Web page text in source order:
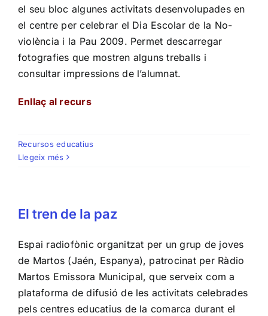
el seu bloc algunes activitats desenvolupades en
el centre per celebrar el Dia Escolar de la No-
violència i la Pau 2009. Permet descarregar
fotografies que mostren alguns treballs i
consultar impressions de l’alumnat.
Enllaç al recurs
Recursos educatius
Llegeix més
El tren de la paz
Espai radiofònic organitzat per un grup de joves
de Martos (Jaén, Espanya), patrocinat per Ràdio
Martos Emissora Municipal, que serveix com a
plataforma de difusió de les activitats celebrades
pels centres educatius de la comarca durant el